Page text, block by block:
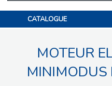
CATALOGUE
ACCESSOIRES ET
INTERPHONES
MOTEUR
MINIMODUS